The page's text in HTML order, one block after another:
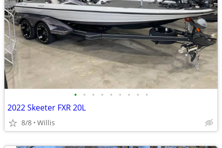
• • • • • • • • •
2022 Skeeter FXR 20L
8/8 Willis